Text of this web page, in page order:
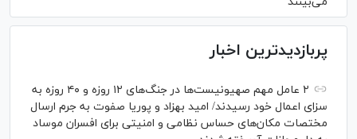
پربازدیدترین اخبار
۲ عامل مهم صهیونیست‌ها در جنگ‌های ۱۲ روزه و ۴۰ روزه به
سزای اعمال خود رسیدند/ امید بهزاد و پوریا صفوت به جرم ارسال
مختصات مکان‌های حساس نظامی و امنیتی برای افسران موساد